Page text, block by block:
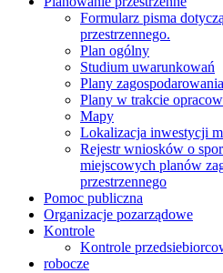
Formularz pisma
przestrzennego.
Plan ogólny
Studium uwarunkowań
Plany zagospodarowania
Plany w trakcie
Mapy
Lokalizacja inwestycji
Rejestr wniosków o
miejscowych planów
przestrzennego
Pomoc publiczna
Organizacje pozarządowe
Kontrole
Kontrole
robocze